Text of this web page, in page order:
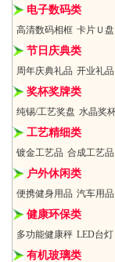
电子数码类
高清数码相框 卡片Ｕ盘
节日庆典类
周年庆典礼品 开业礼品
奖杯奖牌类
纯锡/工艺奖盘 水晶奖
工艺精细类
镀金工艺品 合成工艺品
户外休闲类
便携健身用品 汽车用品
健康环保类
多功能健康秤 LED台灯
有机玻璃类